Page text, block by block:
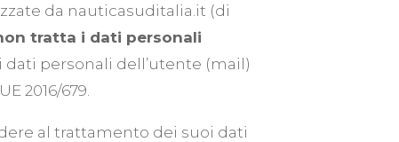
da nauticasuditalia.it (di
tratta i dati personali
dati personali dell’utente (mail)
2016/679.
al trattamento dei suoi dati